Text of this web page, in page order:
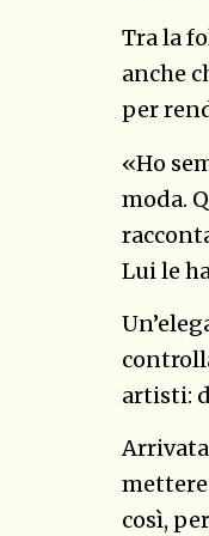
Tra la
anche
per
«Ho
moda.
Lui le
artisti:
così,